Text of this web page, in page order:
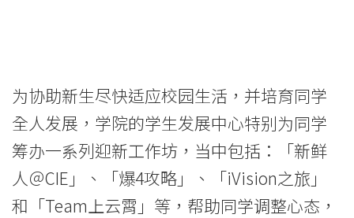
为协助新生尽快适应校园生活，并培育同学
全人发展，学院的学生发展中心特别为同学
筹办一系列迎新工作坊，当中包括：「新鲜
人＠CIE」、「爆4攻略」、「iVision之旅」
和「Team上云霄」等，帮助同学调整心态，